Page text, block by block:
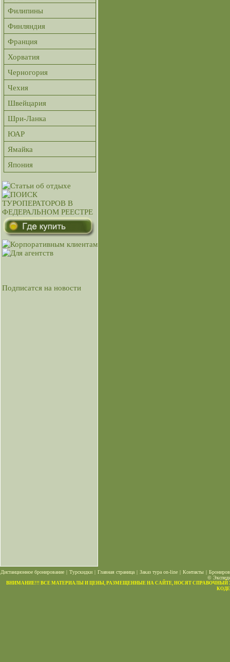
Филипины
Финляндия
Франция
Хорватия
Черногория
Чехия
Швейцария
Шри-Ланка
ЮАР
Ямайка
Япония
Подписатся на новости
Дистанционное бронирование | Турскидки | Главная страница | Заказ тура on-line | Контакты |
©
ВНИМАНИЕ!!! ВСЕ МАТЕРИАЛЫ И ЦЕНЫ, РАЗМЕЩЕННЫЕ НА САЙТЕ, НОСЯТ